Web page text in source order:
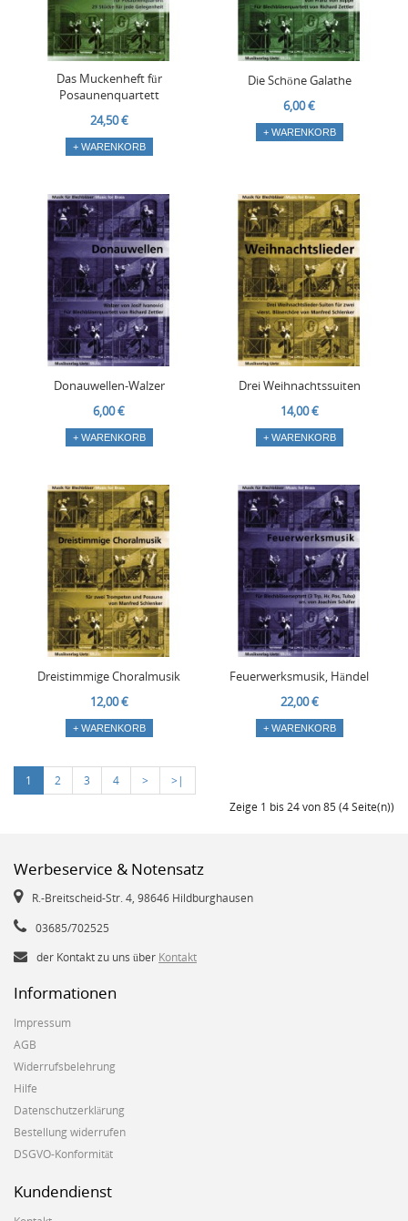
Das Muckenheft für
Posaunenquartett
24,50 €
+ WARENKORB
Die Schöne Galathe
6,00 €
+ WARENKORB
Donauwellen-Walzer
6,00 €
+ WARENKORB
Drei Weihnachtssuiten
14,00 €
+ WARENKORB
Dreistimmige Choralmusik
12,00 €
+ WARENKORB
Feuerwerksmusik, Händel
22,00 €
+ WARENKORB
1 2 3 4 >
>|
Zeige 1 bis 24 von 85 (4 Seite(n))
Werbeservice & Notensatz
R.-Breitscheid-Str. 4, 98646 Hildburghausen
03685/702525
der Kontakt zu uns über Kontakt
Informationen
Impressum
AGB
Widerrufsbelehrung
Hilfe
Datenschutzerklärung
Bestellung widerrufen
DSGVO-Konformität
Kundendienst